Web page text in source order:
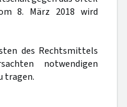
8. März 2018 wird
des Rechtsmittels
notwendigen
tragen.